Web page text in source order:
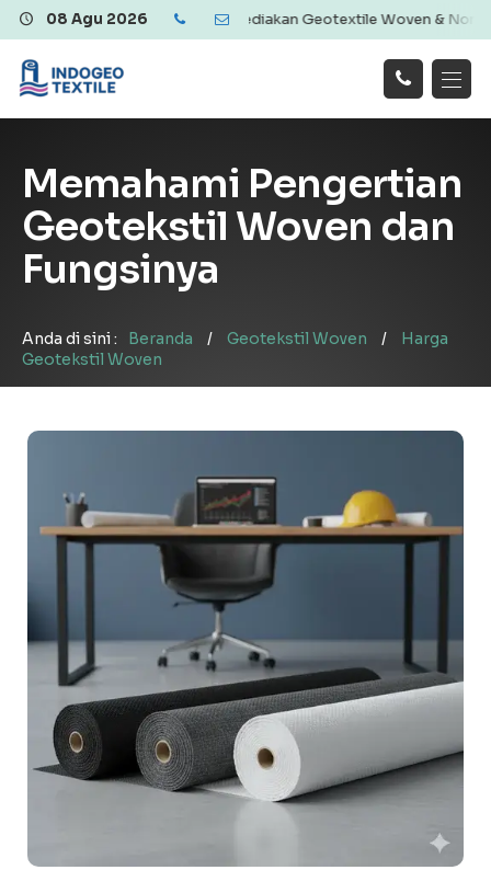
08 Agu 2026
dan Ekonomis | Menyediakan Geotextile Woven & Non Woven,
Tentang Kami
Galeri
Layanan
Hubungi
!
Memahami Pengertian
Geotekstil Woven dan
Fungsinya
Anda di sini : Beranda / Geotekstil Woven /
Harga
Geotekstil Woven